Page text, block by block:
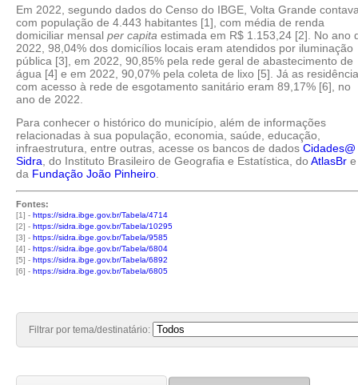
Em 2022, segundo dados do Censo do IBGE, Volta Grande
com população de 4.443 habitantes [1], com média de renda
domiciliar mensal per capita estimada em R$ 1.153,24 [2]. No ano
2022, 98,04% dos domicílios locais eram atendidos por iluminação
pública [3], em 2022, 90,85% pela rede geral de abastecimento de
água [4] e em 2022, 90,07% pela coleta de lixo [5]. Já as
com acesso à rede de esgotamento sanitário eram 89,17% [6], no
ano de 2022.
Para conhecer o histórico do município, além de informações
relacionadas à sua população, economia, saúde, educação,
infraestrutura, entre outras, acesse os bancos de dados Cidades@
Sidra , do Instituto Brasileiro de Geografia e Estatística, doAtlasBr e
da Fundação João Pinheiro
Fontes:
[1] - https://sidra.ibge.gov.br/Tabela/4714
[2] - https://sidra.ibge.gov.br/Tabela/10295
[3] - https://sidra.ibge.gov.br/Tabela/9585
[4] - https://sidra.ibge.gov.br/Tabela/6804
[5] - https://sidra.ibge.gov.br/Tabela/6892
[6] - https://sidra.ibge.gov.br/Tabela/6805
Filtrar por tema/destinatário: